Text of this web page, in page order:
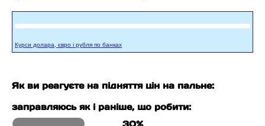
Курси долара, євро і рубля по банках
Як ви реагуєте на підняття цін на пальне:
заправляюсь як і раніше, що робити: